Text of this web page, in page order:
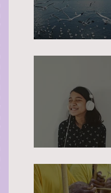
מפגש תשיעי ואחרון
מפגש שמיני- שיר מכונן